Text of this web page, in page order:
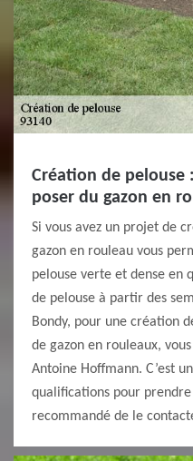
Création de pelouse
poser du gazon en
Si vous avez un projet de
gazon en rouleau vous
pelouse verte et dense en
de pelouse à partir des
Bondy, pour une création
de gazon en rouleaux,
Antoine Hoffmann. C’est
qualifications pour
recommandé de le